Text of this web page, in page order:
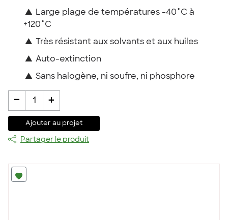
▲ Large plage de températures -40˚C à
+120˚C
▲ Très résistant aux solvants et aux huiles
▲ Auto-extinction
▲ Sans halogène, ni soufre, ni phosphore
- 1 +
Ajouter au projet
Partager le produit